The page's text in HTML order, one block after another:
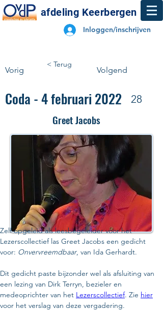
afdeling Keerbergen
Inloggen/inschrijven
< Terug
Vorig Volgend
Coda - 4 februari 2022 28
Greet Jacobs
Zelf opgeleid als leesbegeleider voor het
Lezerscollectief las Greet Jacobs een gedicht
voor: Onvervreemdbaar, van Ida Gerhardt.
Dit gedicht paste bijzonder wel als afsluiting van
een lezing van Dirk Terryn, bezieler en
medeoprichter van het Lezerscollectief. Zie hier
voor het verslag van deze vergadering.